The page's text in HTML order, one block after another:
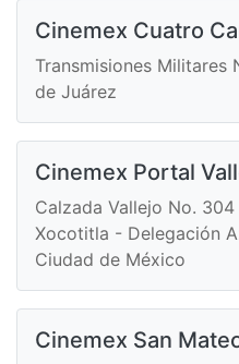
Cinemex Cuatro
Transmisiones Militares
de Juárez
Cinemex Portal
Calzada Vallejo No.
Xocotitla - Delegación
Ciudad de México
Cinemex San